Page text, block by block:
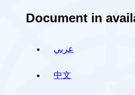
Document in
عربي
中文